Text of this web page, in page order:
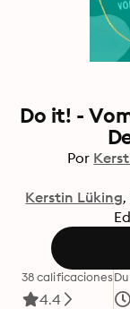
Do it! -
Por
Kerstin Lüking
38 calificaciones
4.4